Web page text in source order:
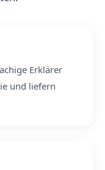
Erklärer
und liefern